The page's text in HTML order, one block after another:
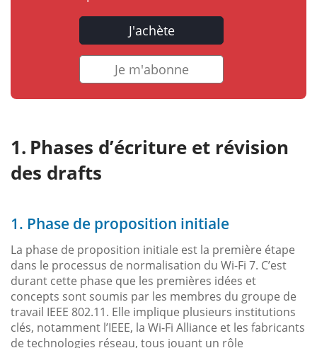
J'achète
Je m'abonne
Phases d’écriture et révision
des drafts
1. Phase de proposition initiale
La phase de proposition initiale est la première étape
dans le processus de normalisation du Wi-Fi 7. C’est
durant cette phase que les premières idées et
concepts sont soumis par les membres du groupe de
travail IEEE 802.11. Elle implique plusieurs institutions
clés, notamment l’IEEE, la Wi-Fi Alliance et les fabricants
de technologies réseau, tous jouant un rôle